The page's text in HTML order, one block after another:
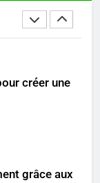
année
créer une
grâce aux